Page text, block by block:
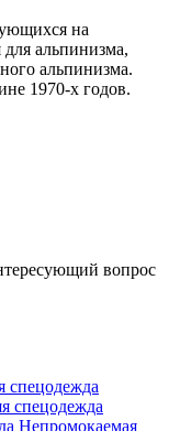
на
альпинизма,
альпинизма.
1970-х годов.
вопрос
спецодежда
спецодежда
Непромокаемая